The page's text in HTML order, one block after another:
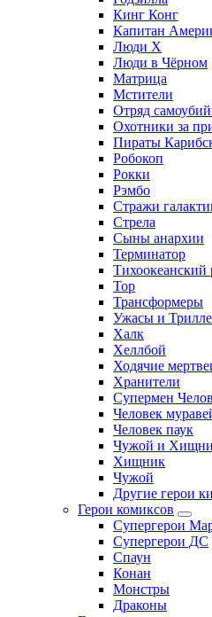
Кинг Конг
Капитан
Люди X
Люди в Чёрном
Матрица
Мстители
Отряд
Охотники за
Пираты
Робокоп
Рокки
Рэмбо
Стражи
Стрела
Сыны анархии
Терминатор
Тихоокеанский
Тор
Трансформеры
Ужасы и
Халк
Хеллбой
Ходячие
Хранители
Супермен
Человек
Человек паук
Чужой и
Хищник
Чужой
Другие герои
Герои комиксов
Супергерои
Супергерои ДС
Спаун
Конан
Монстры
Драконы